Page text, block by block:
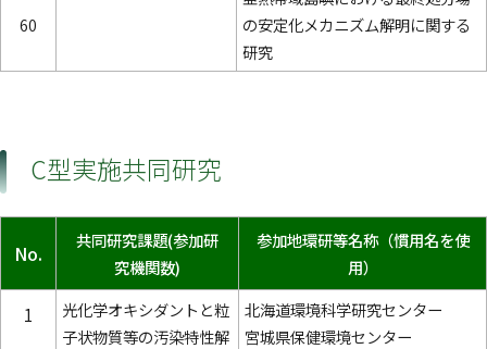
60
の安定化メカニズム解明に関する
研究
C型実施共同研究
No.
共同研究課題(参加研
究機関数)
参加地環研等名称（慣用名を使
用）
1
光化学オキシダントと粒
子状物質等の汚染特性解
北海道環境科学研究センター
宮城県保健環境センター